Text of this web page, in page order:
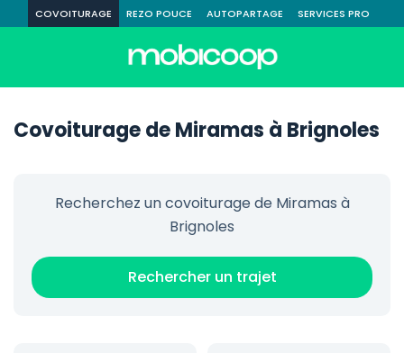
COVOITURAGE REZO POUCE AUTOPARTAGE SERVICES PRO
Covoiturage de Miramas à Brignoles
Recherchez un covoiturage de Miramas à
Brignoles
Rechercher un trajet